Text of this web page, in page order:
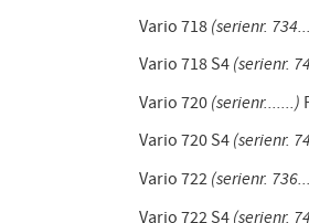
Vario 718(serienr.
Vario 718 S4 (serienr.
Vario 720 (serienr.......)
Vario 720 S4 (serienr.
Vario 722(serienr.
Vario 722 S4 (serienr.